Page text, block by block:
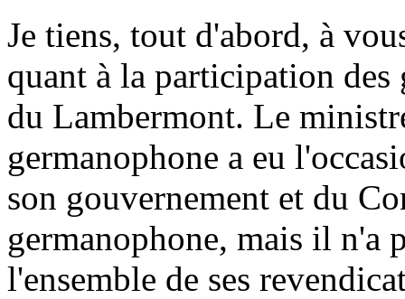
Je tiens, tout d'abord, à
quant à la participation des
du Lambermont. Le
germanophone a eu
son gouvernement et du
germanophone, mais il n'a
l'ensemble de ses